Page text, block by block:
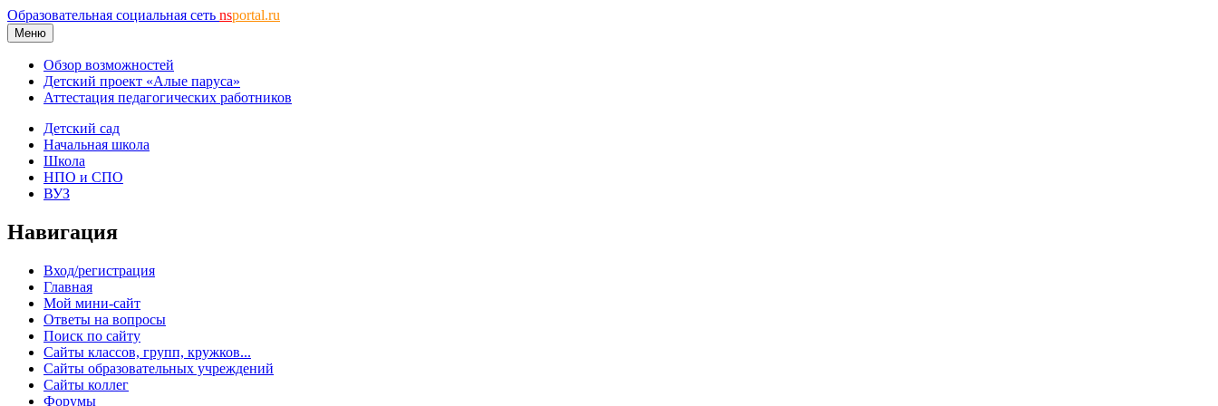
Образовательная социальная сеть nsportal.ru
Меню
Обзор возможностей
Детский проект «Алые паруса»
Аттестация педагогических работников
Детский сад
Начальная школа
Школа
НПО и СПО
ВУЗ
Навигация
Вход/регистрация
Главная
Мой мини-сайт
Ответы на вопросы
Поиск по сайту
Сайты классов, групп, кружков...
Сайты образовательных учреждений
Сайты коллег
Форумы